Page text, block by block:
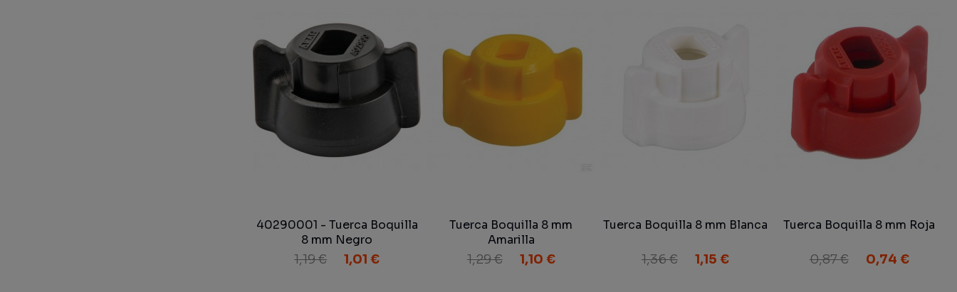
40290001 - Tuerca Boquilla
8 mm Negro
1,19 € 1,01 €
Tuerca Boquilla 8 mm
Amarilla
1,29 € 1,10 €
Tuerca Boquilla 8 mm Blanca
1,36 € 1,15 €
Tuerca Boquilla 8 mm Roja
0,87 € 0,74 €